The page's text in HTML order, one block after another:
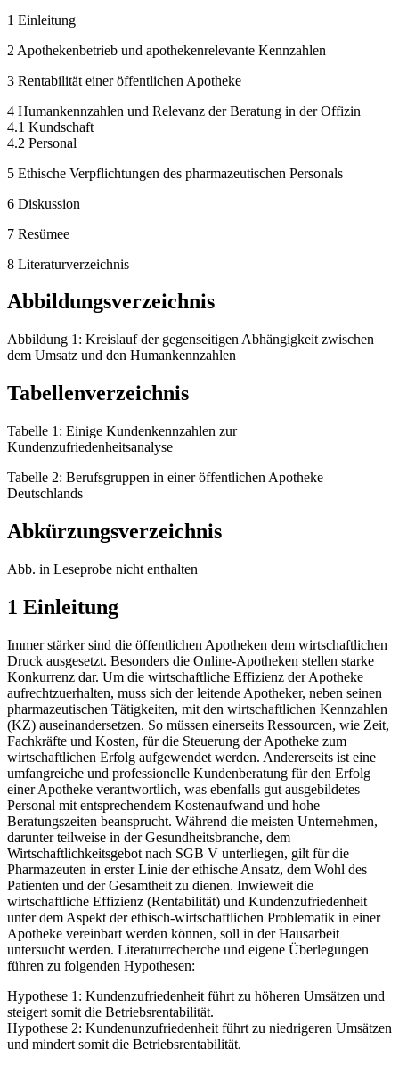
1 Einleitung
2 Apothekenbetrieb und apothekenrelevante Kennzahlen
3 Rentabilität einer öffentlichen Apotheke
4 Humankennzahlen und Relevanz der Beratung in der Offizin
4.1 Kundschaft
4.2 Personal
5 Ethische Verpflichtungen des pharmazeutischen Personals
6 Diskussion
7 Resümee
8 Literaturverzeichnis
Abbildungsverzeichnis
Abbildung 1: Kreislauf der gegenseitigen Abhängigkeit zwischen
dem Umsatz und den Humankennzahlen
Tabellenverzeichnis
Tabelle 1: Einige Kundenkennzahlen zur
Kundenzufriedenheitsanalyse
Tabelle 2: Berufsgruppen in einer öffentlichen Apotheke
Deutschlands
Abkürzungsverzeichnis
Abb. in Leseprobe nicht enthalten
1 Einleitung
Immer stärker sind die öffentlichen Apotheken dem wirtschaftlichen
Druck ausgesetzt. Besonders die Online-Apotheken stellen starke
Konkurrenz dar. Um die wirtschaftliche Effizienz der Apotheke
aufrechtzuerhalten, muss sich der leitende Apotheker, neben seinen
pharmazeutischen Tätigkeiten, mit den wirtschaftlichen Kennzahlen
(KZ) auseinandersetzen. So müssen einerseits Ressourcen, wie Zeit,
Fachkräfte und Kosten, für die Steuerung der Apotheke zum
wirtschaftlichen Erfolg aufgewendet werden. Andererseits ist eine
umfangreiche und professionelle Kundenberatung für den Erfolg
einer Apotheke verantwortlich, was ebenfalls gut ausgebildetes
Personal mit entsprechendem Kostenaufwand und hohe
Beratungszeiten beansprucht. Während die meisten Unternehmen,
darunter teilweise in der Gesundheitsbranche, dem
Wirtschaftlichkeitsgebot nach SGB V unterliegen, gilt für die
Pharmazeuten in erster Linie der ethische Ansatz, dem Wohl des
Patienten und der Gesamtheit zu dienen. Inwieweit die
wirtschaftliche Effizienz (Rentabilität) und Kundenzufriedenheit
unter dem Aspekt der ethisch-wirtschaftlichen Problematik in einer
Apotheke vereinbart werden können, soll in der Hausarbeit
untersucht werden. Literaturrecherche und eigene Überlegungen
führen zu folgenden Hypothesen:
Hypothese 1: Kundenzufriedenheit führt zu höheren Umsätzen und
steigert somit die Betriebsrentabilität.
Hypothese 2: Kundenunzufriedenheit führt zu niedrigeren Umsätzen
und mindert somit die Betriebsrentabilität.